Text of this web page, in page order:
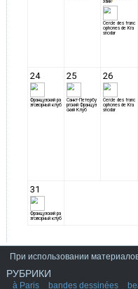
При использовании
РУБРИКИ
à Paris bandes dessinées